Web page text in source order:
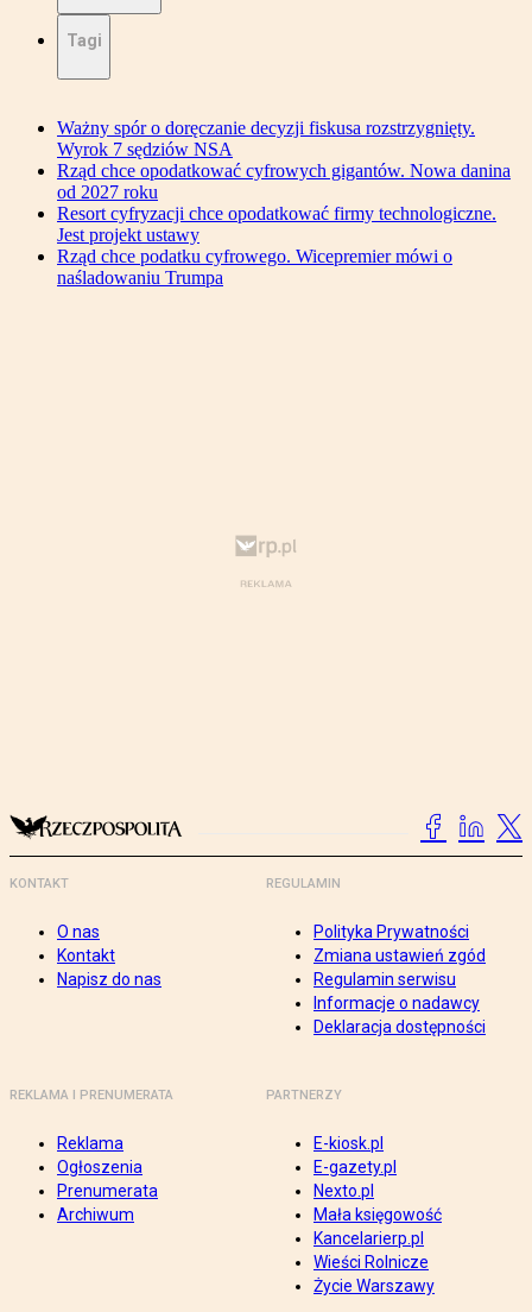
Tagi
Ważny spór o doręczanie decyzji fiskusa rozstrzygnięty.
Wyrok 7 sędziów NSA
Rząd chce opodatkować cyfrowych gigantów. Nowa danina
od 2027 roku
Resort cyfryzacji chce opodatkować firmy technologiczne.
Jest projekt ustawy
Rząd chce podatku cyfrowego. Wicepremier mówi o
naśladowaniu Trumpa
KONTAKT
O nas
Kontakt
Napisz do nas
REGULAMIN
Polityka Prywatności
Zmiana ustawień zgód
Regulamin serwisu
Informacje o nadawcy
Deklaracja dostępności
REKLAMA I PRENUMERATA
Reklama
Ogłoszenia
Prenumerata
Archiwum
PARTNERZY
E-kiosk.pl
E-gazety.pl
Nexto.pl
Mała księgowość
Kancelarierp.pl
Wieści Rolnicze
Życie Warszawy